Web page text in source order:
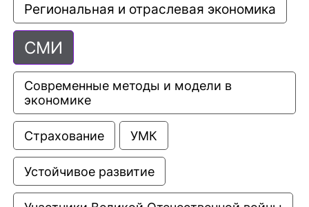
Региональная и отраслевая экономика
СМИ
Современные методы и модели в
экономике
Страхование УМК
Устойчивое развитие